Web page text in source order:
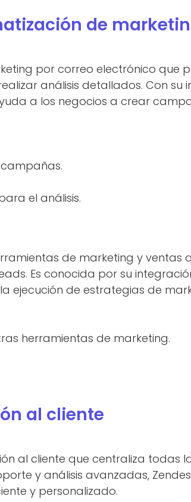
de
por correo electrónico que
análisis detallados. Con su
a los negocios a crear
el análisis.
de marketing y ventas
Es conocida por su
ejecución de estrategias de
herramientas de marketing.
al cliente
al cliente que centraliza todas
y análisis avanzadas,
y personalizado.